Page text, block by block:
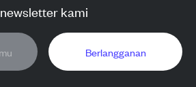
kami
Berlangganan